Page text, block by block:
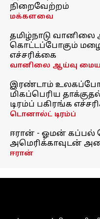
நிறைவேற்றம்
மக்களவை
தமிழ்நாடு
கொட்டப்போகும்
எச்சரிக்கை
வானிலை ஆய்வு
இரண்டாம்
மிகப்பெரிய
டிரம்ப் பகிரங்க
டொனால்ட் டிரம்ப்
ஈரான் - ஓமன் கப்பல்
அமெரிக்காவுடன்
ஈரான்